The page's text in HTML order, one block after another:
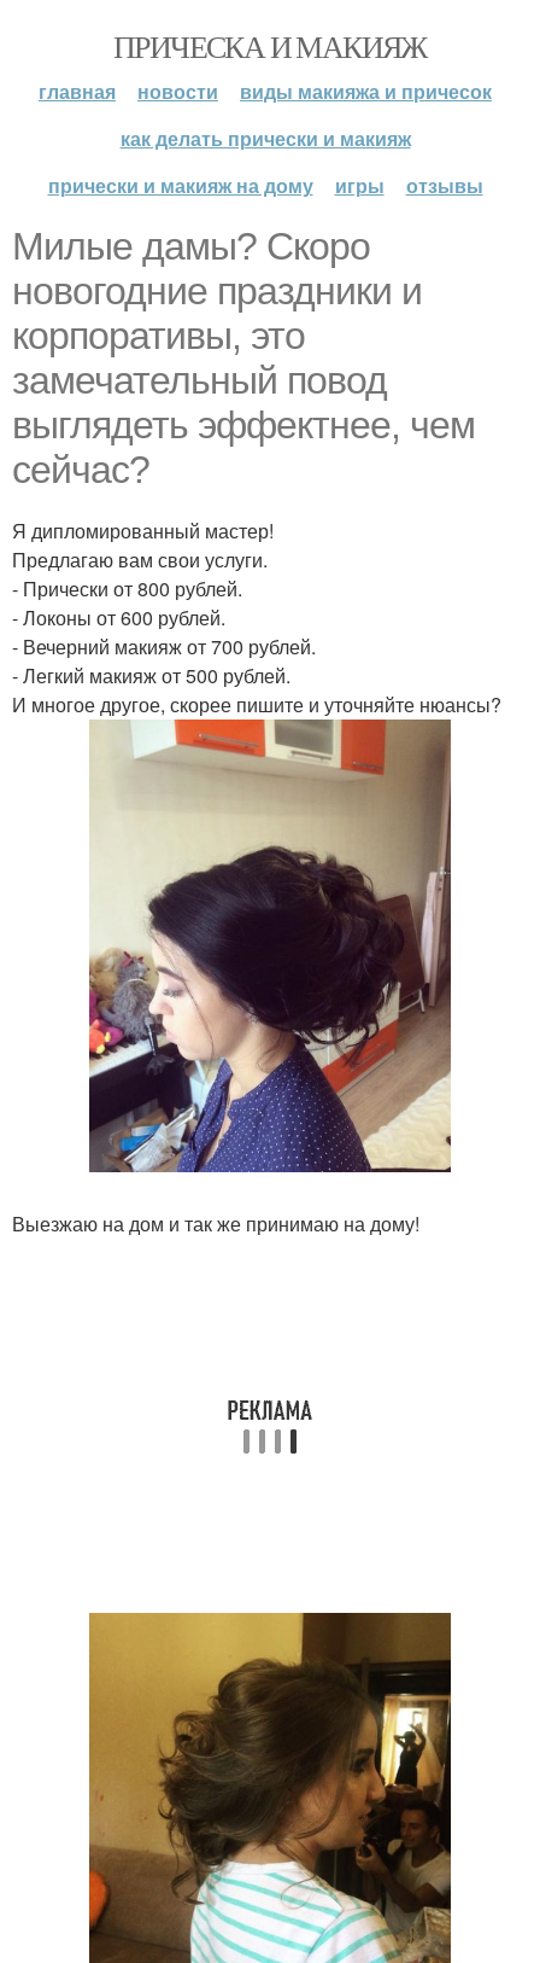
ПРИЧЕСКА И МАКИЯЖ
главная новости
виды макияжа и причесок
как делать прически и макияж
прически и макияж на дому
игры отзывы
Милые дамы? Скоро
новогодние праздники и
корпоративы, это
замечательный повод
выглядеть эффектнее, чем
сейчас?
Я дипломированный мастер!
Предлагаю вам свои услуги.
- Прически от 800 рублей.
- Локоны от 600 рублей.
- Вечерний макияж от 700 рублей.
- Легкий макияж от 500 рублей.
И многое другое, скорее пишите и уточняйте нюансы?
Выезжаю на дом и так же принимаю на дому!